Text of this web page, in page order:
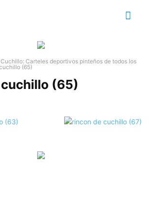
Cuchillo: Carteles deportivos pinteños de todos los
(65)
(65)